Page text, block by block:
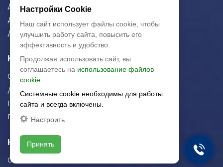
Для дома/офиса
Для МОП
Для улицы
Керамическая плитка
Строительная плитка
Для дома/офиса
Плитка для стен
Плитка для пола
Навигация
О компании
Настройки Cookie
Наш сайт использует файлы cookie, чтобы
улучшить работу сайта, повысить его
эффективность и удобство.
Продолжая использовать сайт, вы
соглашаетесь на использование файлов
cookie.
Системные cookie необходимы для работы
сайта и всегда включены.
Настроить
Принять